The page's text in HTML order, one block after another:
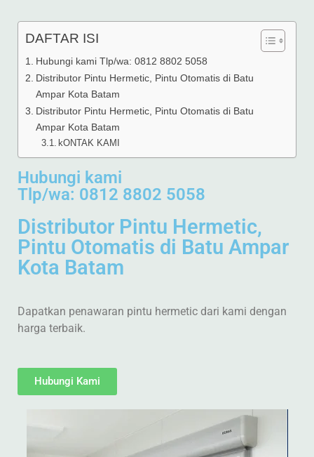
DAFTAR ISI
Hubungi kami Tlp/wa: 0812 8802 5058
Distributor Pintu Hermetic, Pintu Otomatis di Batu
Ampar Kota Batam
Distributor Pintu Hermetic, Pintu Otomatis di Batu
Ampar Kota Batam
kONTAK KAMI
Hubungi kami
Tlp/wa: 0812 8802 5058
Distributor Pintu Hermetic,
Pintu Otomatis di Batu Ampar
Kota Batam
Dapatkan penawaran pintu hermetic dari kami dengan
harga terbaik.
Hubungi Kami